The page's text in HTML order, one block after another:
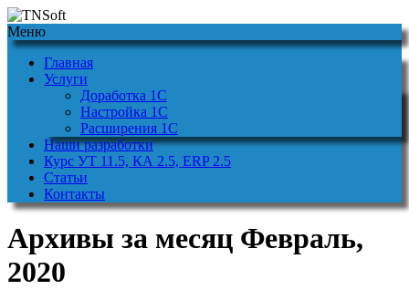
Меню
Главная
Услуги
Доработка 1С
Настройка 1С
Расширения 1С
Наши разработки
Курс УТ 11.5, КА 2.5, ERP 2.5
Статьи
Контакты
Архивы за месяц Февраль,
2020